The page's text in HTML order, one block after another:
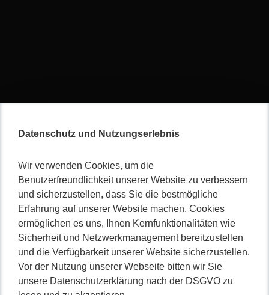
Datenschutz und Nutzungserlebnis
Wir verwenden Cookies, um die
Benutzerfreundlichkeit unserer Website zu verbessern
und sicherzustellen, dass Sie die bestmögliche
Erfahrung auf unserer Website machen. Cookies
ermöglichen es uns, Ihnen Kernfunktionalitäten wie
Sicherheit und Netzwerkmanagement bereitzustellen
und die Verfügbarkeit unserer Website sicherzustellen.
Vor der Nutzung unserer Webseite bitten wir Sie
unsere Datenschutzerklärung nach der DSGVO zu
Gemeinsam
…von der Idee zur fertigen
Softwarelösung und mit
professionellen Webauftritt
beeindrucken.
Als erfahrenes Entwicklerteam schaffen wir seit mehr als
10 Jahren Web- und Softwarelösungen in einem familiären